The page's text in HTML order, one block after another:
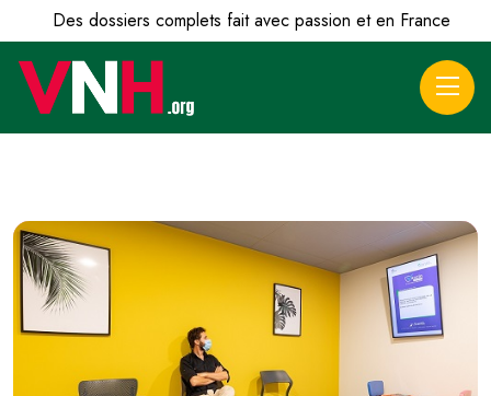
Des dossiers complets fait avec passion et en France